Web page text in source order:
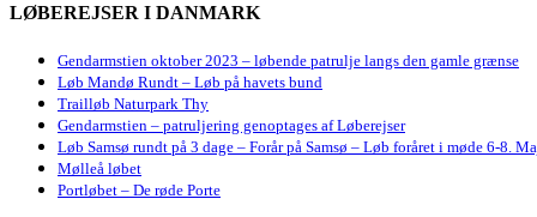
LØBEREJSER I DANMARK
Gendarmstien oktober 2023 – løbende patrulje langs den gamle grænse
Løb Mandø Rundt – Løb på havets bund
Trailløb Naturpark Thy
Gendarmstien – patruljering genoptages af Løberejser
Løb Samsø rundt på 3 dage – Forår på Samsø – Løb foråret i møde 6-8.
Mølleå løbet
Portløbet – De røde Porte